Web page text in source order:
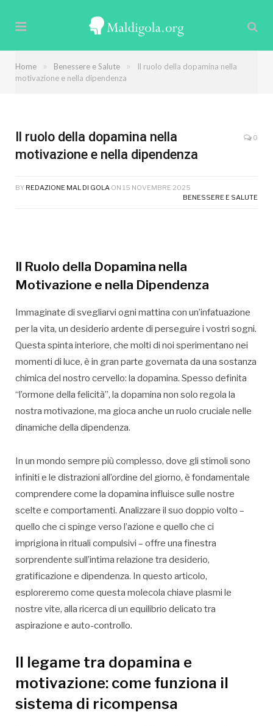
Home » Benessere e Salute »
Il ruolo della dopamina nella
motivazione e nella dipendenza
La dopamina, spesso definita "l'ormone della felicità",
gioca un ruolo cruciale nella motivazione e nella
dipendenza. Favorisce il desiderio di ricompensa,
spingendo comportamenti tanto virtuosi quanto
Il ruolo della dopamina nella
motivazione e nella dipendenza
0
BY REDAZIONE MAL DI GOLA ON 15 NOVEMBRE 2025
BENESSERE E SALUTE
Il Ruolo della Dopamina nella
Motivazione e nella Dipendenza
Immaginate di svegliarvi ogni mattina con un’infatuazione
per la vita, un desiderio ardente di perseguire i vostri sogni.
Questa spinta interiore, che molti di noi sperimentano nei
momenti di luce, è in gran parte governata da una sostanza
chimica del nostro cervello: la dopamina. Spesso definita
“l’ormone della felicità”, la dopamina non solo regola la
nostra motivazione, ma gioca anche un ruolo cruciale nelle
dinamiche della dipendenza.
In un mondo sempre più complesso, dove gli stimoli sono
infiniti e le distrazioni all’ordine del giorno, è fondamentale
comprendere come la dopamina influisce sulle nostre
scelte e comportamenti. Analizzare il suo doppio volto –
quello che ci spinge verso l’azione e quello che ci
imprigiona in rituali compulsivi – offre una finestra
sorprendente sull’intima relazione tra desiderio,
gratificazione e dipendenza. In questo articolo,
esploreremo come questa molecola chiave plasmi le
nostre vite, alla ricerca di un equilibrio delicato tra
aspirazione e auto-controllo.
Il legame tra dopamina e
motivazione: come funziona il
sistema di ricompensa